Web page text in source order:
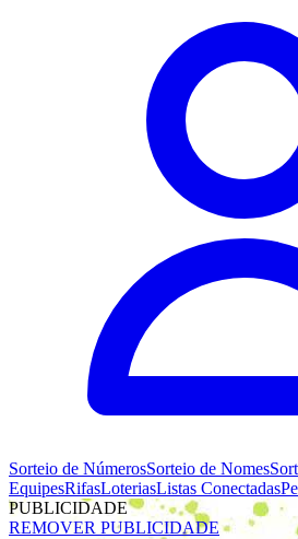
Sorteio de NúmerosSorteio de Nomes
EquipesRifasLoteriasListas Conectadas
PUBLICIDADE
REMOVER PUBLICIDADE